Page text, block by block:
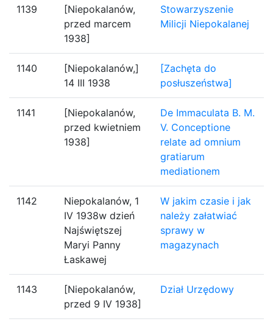
1139
[Niepokalanów,
przed marcem
1938]
Stowarzyszenie
Milicji Niepokalanej
1140
[Niepokalanów,]
14 III 1938
[Zachęta do
posłuszeństwa]
1141
[Niepokalanów,
przed kwietniem
1938]
De Immaculata B. M.
V. Conceptione
relate ad omnium
gratiarum
mediationem
1142
Niepokalanów, 1
IV 1938w dzień
Najświętszej
Maryi Panny
Łaskawej
W jakim czasie i jak
należy załatwiać
sprawy w
magazynach
1143
[Niepokalanów,
przed 9 IV 1938]
Dział Urzędowy